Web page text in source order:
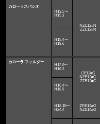
カローラスパシオ
H13.5〜
H15.3
NZE12#N
ZZE12#N
H15.4〜
H19.6
カローラ フィルダー
H12.8〜
H16.3
CE12#G
NZE12#G
ZZE12#G
H16.4〜
H18.9
H18.10〜
H24.4
ZRE14#G
NZE14#G